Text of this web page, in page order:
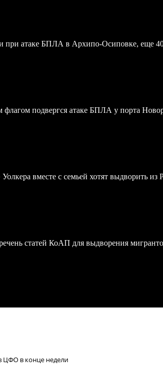
при атаке БПЛА в Архипо-Осиповке, еще 40
флагом подвергся атаке БПЛА у порта
вместе с семьей хотят выдворить из
статей КоАП для выдворения
ЦФО в конце недели